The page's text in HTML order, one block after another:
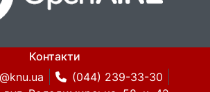
Контакти
(044) 239-33-30